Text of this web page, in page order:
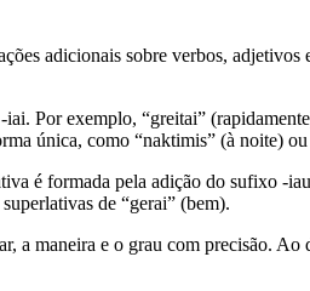
adicionais sobre verbos,
Por exemplo, “greitai”
única, como “naktimis” (à noite) ou
é formada pela adição do sufixo -
de “gerai” (bem).
a maneira e o grau com precisão.